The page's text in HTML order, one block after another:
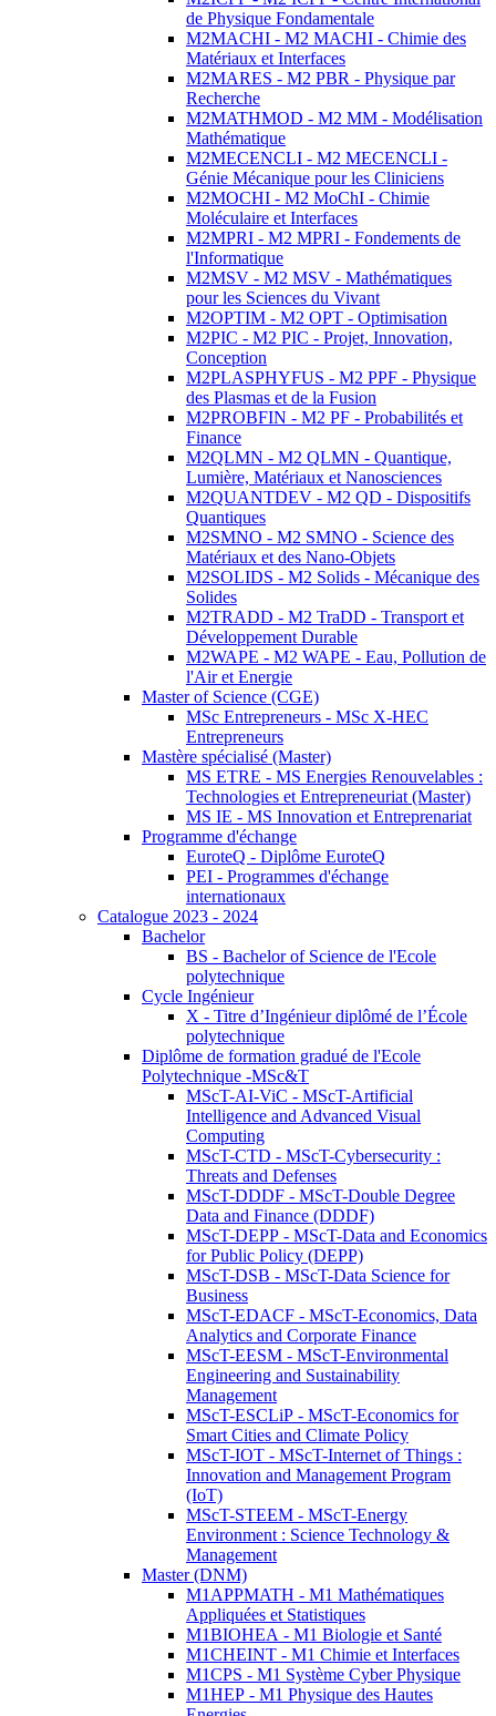
de Physique Fondamentale
M2MACHI - M2 MACHI - Chimie des
Matériaux et Interfaces
M2MARES - M2 PBR - Physique par
Recherche
M2MATHMOD - M2 MM - Modélisation
Mathématique
M2MECENCLI - M2 MECENCLI -
Génie Mécanique pour les Cliniciens
M2MOCHI - M2 MoChI - Chimie
Moléculaire et Interfaces
M2MPRI - M2 MPRI - Fondements de
l'Informatique
M2MSV - M2 MSV - Mathématiques
pour les Sciences du Vivant
M2OPTIM - M2 OPT - Optimisation
M2PIC - M2 PIC - Projet, Innovation,
Conception
M2PLASPHYFUS - M2 PPF - Physique
des Plasmas et de la Fusion
M2PROBFIN - M2 PF - Probabilités et
Finance
M2QLMN - M2 QLMN - Quantique,
Lumière, Matériaux et Nanosciences
M2QUANTDEV - M2 QD - Dispositifs
Quantiques
M2SMNO - M2 SMNO - Science des
Matériaux et des Nano-Objets
M2SOLIDS - M2 Solids - Mécanique des
Solides
M2TRADD - M2 TraDD - Transport et
Développement Durable
M2WAPE - M2 WAPE - Eau, Pollution de
l'Air et Energie
Master of Science (CGE)
MSc Entrepreneurs - MSc X-HEC
Entrepreneurs
Mastère spécialisé (Master)
MS ETRE - MS Energies Renouvelables :
Technologies et Entrepreneuriat (Master)
MS IE - MS Innovation et Entreprenariat
Programme d'échange
EuroteQ - Diplôme EuroteQ
PEI - Programmes d'échange
internationaux
Catalogue 2023 - 2024
Bachelor
BS - Bachelor of Science de l'Ecole
polytechnique
Cycle Ingénieur
X - Titre d’Ingénieur diplômé de l’École
polytechnique
Diplôme de formation gradué de l'Ecole
Polytechnique -MSc&T
MScT-AI-ViC - MScT-Artificial
Intelligence and Advanced Visual
Computing
MScT-CTD - MScT-Cybersecurity :
Threats and Defenses
MScT-DDDF - MScT-Double Degree
Data and Finance (DDDF)
MScT-DEPP - MScT-Data and Economics
for Public Policy (DEPP)
MScT-DSB - MScT-Data Science for
Business
MScT-EDACF - MScT-Economics, Data
Analytics and Corporate Finance
MScT-EESM - MScT-Environmental
Engineering and Sustainability
Management
MScT-ESCLiP - MScT-Economics for
Smart Cities and Climate Policy
MScT-IOT - MScT-Internet of Things :
Innovation and Management Program
(IoT)
MScT-STEEM - MScT-Energy
Environment : Science Technology &
Management
Master (DNM)
M1APPMATH - M1 Mathématiques
Appliquées et Statistiques
M1BIOHEA - M1 Biologie et Santé
M1CHEINT - M1 Chimie et Interfaces
M1CPS - M1 Système Cyber Physique
M1HEP - M1 Physique des Hautes